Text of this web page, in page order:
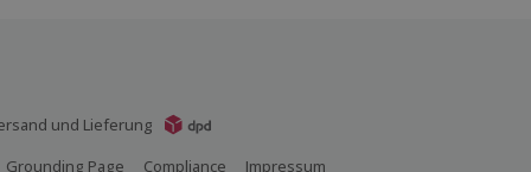
und Lieferung
Grounding Page Compliance Impressum